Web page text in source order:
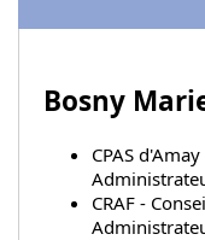
Bosny
CPAS
CRAF -